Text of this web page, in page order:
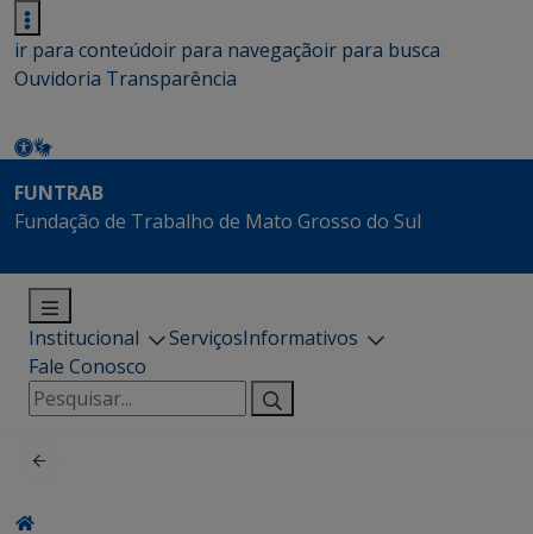
ir para conteúdoir para navegaçãoir para busca
Ouvidoria Transparência
FUNTRAB
Fundação de Trabalho de Mato Grosso do Sul
Institucional ServiçosInformativos
Fale Conosco
Pesquisar
por: